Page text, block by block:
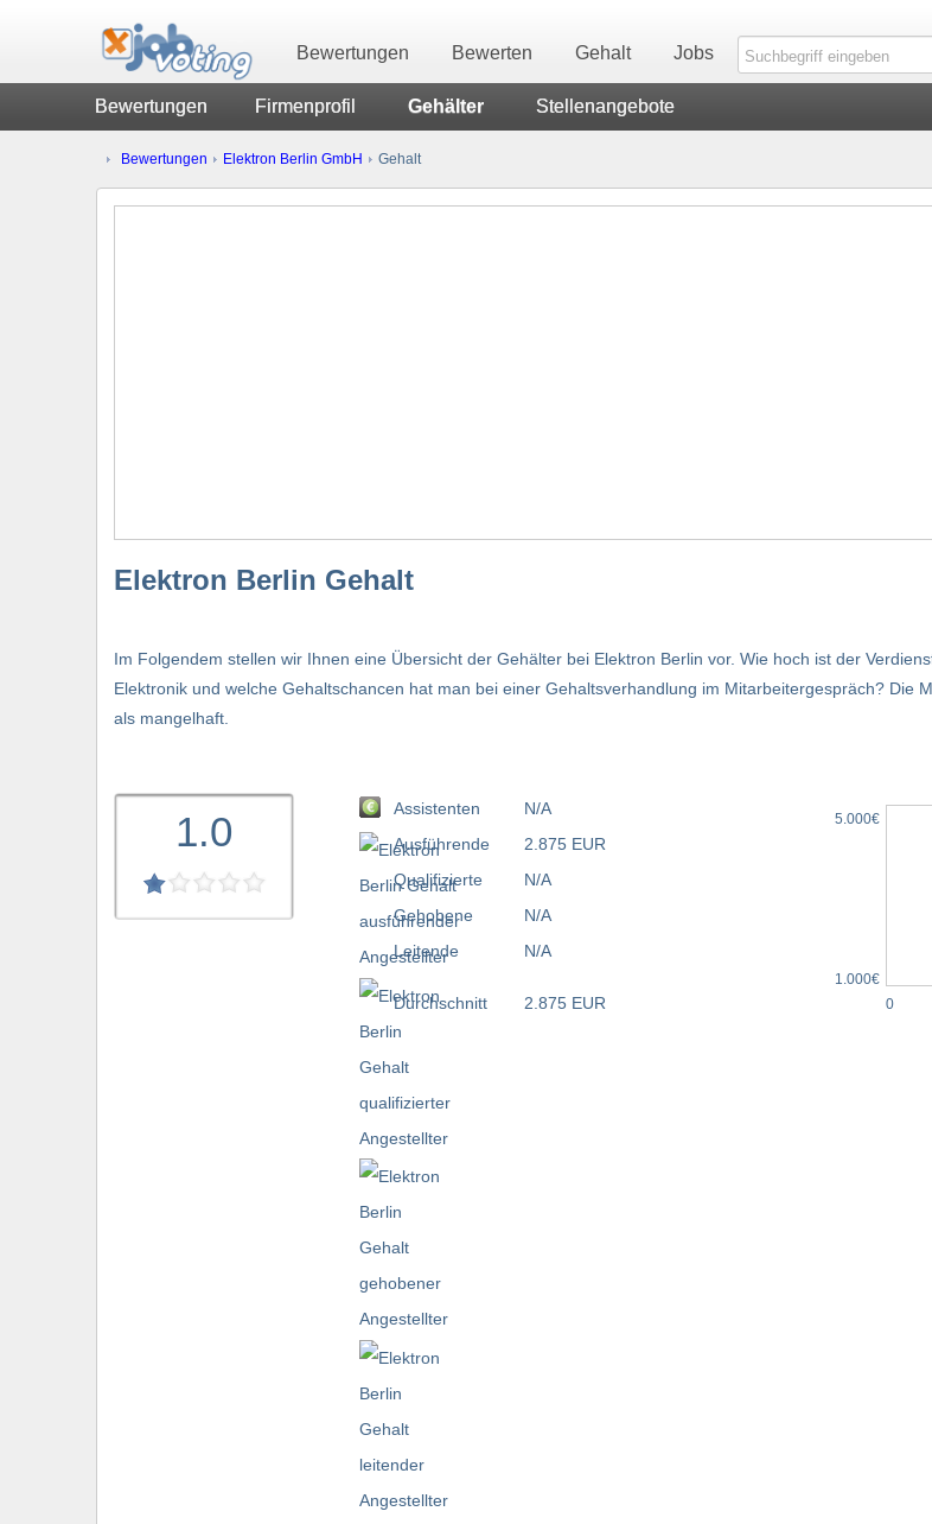
Bewertungen Bewerten Gehalt Jobs
Bewertungen Firmenprofil Gehälter Stellenangebote
Bewertungen Elektron Berlin GmbH Gehalt
Elektron Berlin Gehalt
Im Folgendem stellen wir Ihnen eine Übersicht der Gehälter bei Elektron Berlin vor. Wie hoch ist der
Elektronik und welche Gehaltschancen hat man bei einer Gehaltsverhandlung im Mitarbeitergespräch? Die
als mangelhaft.
1.0
Assistenten
Ausführende
Qualifizierte
Gehobene
Leitende
Durchschnitt
N/A
2.875 EUR
N/A
N/A
N/A
2.875 EUR
5.000€
1.000€
0